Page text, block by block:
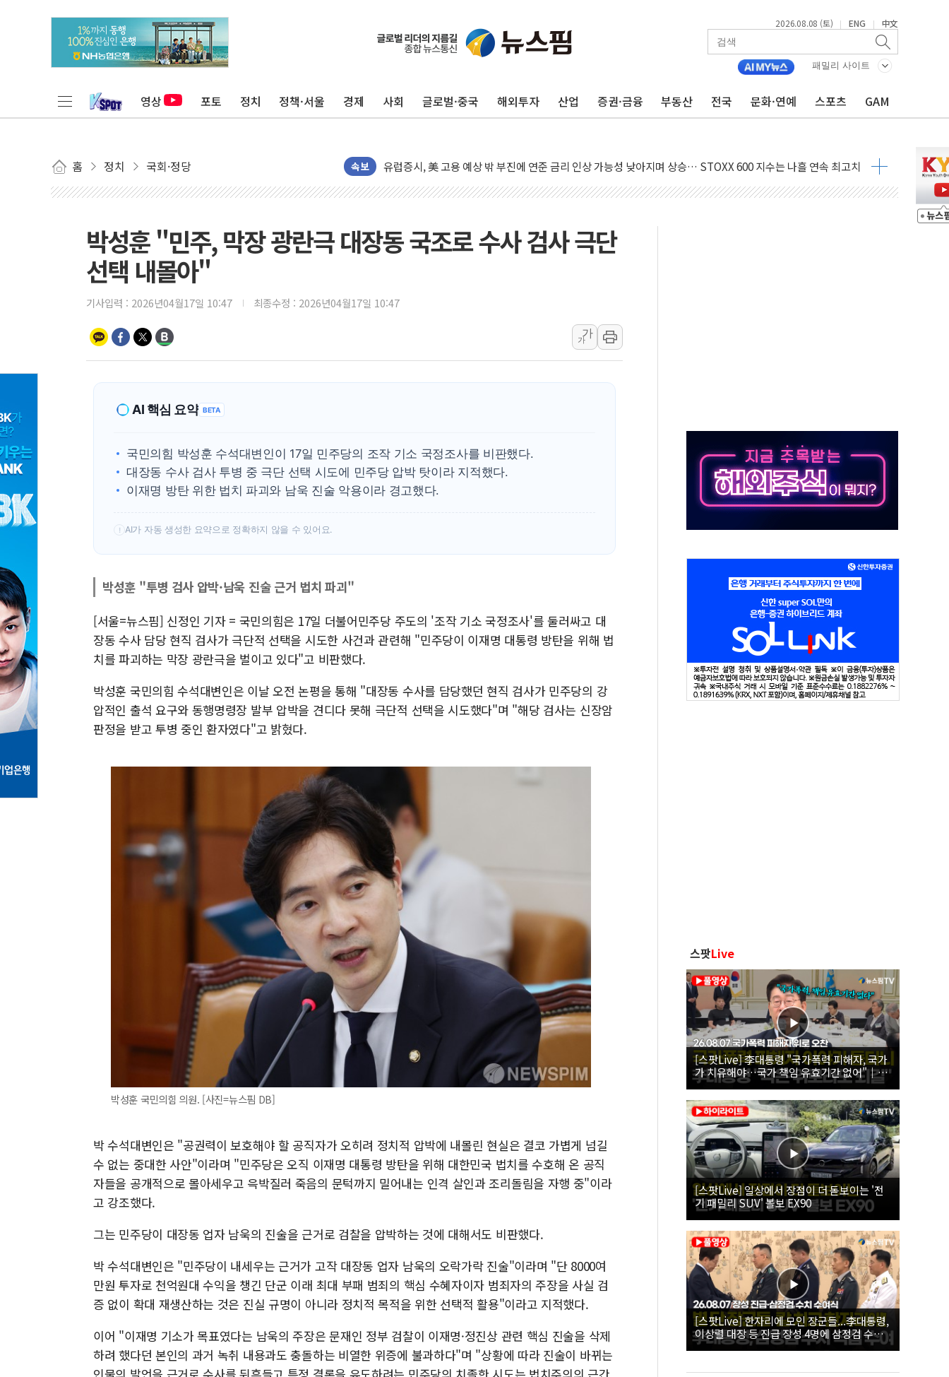
2026.08.08 (토) | ENG | 中文
패밀리 사이트
영상 포토 정치 정책·서울 경제 사회 글로벌·중국 해외투자 산업 증권·금융 부동산 전국 문화·연예 스포츠 GAM
홈 정치 국회·정당 속보
뉴욕증시, 고용 쇼크에 금리 인상 우려 후퇴…S&P500 최고치
트럼프, 쿡 연준 이사 해임 재추진…"26일까지 의혹 소명" 요구
미 연준 매파 기세 꺾이나…고용 감소에 9월 동결 전망 우세
[종합] 이슬람 수니파 3국, '공동방위협정' 체결… 이스라엘·이란 위협에 맞설 자체 억지력 강화
美 항소법원, 백악관 무도회장 공사 중단 명령…트럼프 제동
이란 핵심 원유 수출항 '하르그섬', 최근 1주일 이상 '올스톱'… 美 해상봉쇄 영향
[종합] 美 7월 고용 2만3000명 감소 '쇼크'…9월 금리 인상 기대 후퇴
[사진] 이슬람 수니파 3개국, 공동방위협정 체결
李 "해남 태양광, 대한민국 다음 100년 밑거름…수도권 집중 완화 전환점"
李 대통령, '6시간 마라톤 부동산 2차 회의' 주재… "전폭적 공급 확대·속도전 총력"
박성훈 "민주, 막장 광란극 대장동 국조로 수사 검사 극단
선택 내몰아"
기사입력 : 2026년04월17일 10:47 최종수정 : 2026년04월17일 10:47
가
가
AI 핵심 요약 BETA
국민의힘 박성훈 수석대변인이 17일 민주당의 조작 기소 국정조사를 비판했다.
대장동 수사 검사 투병 중 극단 선택 시도에 민주당 압박 탓이라 지적했다.
이재명 방탄 위한 법치 파괴와 남욱 진술 악용이라 경고했다.
! AI가 자동 생성한 요약으로 정확하지 않을 수 있어요.
박성훈 "투병 검사 압박·남욱 진술 근거 법치 파괴"
[서울=뉴스핌] 신정인 기자 = 국민의힘은 17일 더불어민주당 주도의 '조작 기소 국정조사'를 둘러싸고 대
장동 수사 담당 현직 검사가 극단적 선택을 시도한 사건과 관련해 "민주당이 이재명 대통령 방탄을 위해 법
치를 파괴하는 막장 광란극을 벌이고 있다"고 비판했다.
박성훈 국민의힘 수석대변인은 이날 오전 논평을 통해 "대장동 수사를 담당했던 현직 검사가 민주당의 강
압적인 출석 요구와 동행명령장 발부 압박을 견디다 못해 극단적 선택을 시도했다"며 "해당 검사는 신장암
판정을 받고 투병 중인 환자였다"고 밝혔다.
박성훈 국민의힘 의원. [사진=뉴스핌 DB]
박 수석대변인은 "공권력이 보호해야 할 공직자가 오히려 정치적 압박에 내몰린 현실은 결코 가볍게 넘길
수 없는 중대한 사안"이라며 "민주당은 오직 이재명 대통령 방탄을 위해 대한민국 법치를 수호해 온 공직
자들을 공개적으로 몰아세우고 윽박질러 죽음의 문턱까지 밀어내는 인격 살인과 조리돌림을 자행 중"이라
고 강조했다.
그는 민주당이 대장동 업자 남욱의 진술을 근거로 검찰을 압박하는 것에 대해서도 비판했다.
박 수석대변인은 "민주당이 내세우는 근거가 고작 대장동 업자 남욱의 오락가락 진술"이라며 "단 8000여
만원 투자로 천억원대 수익을 챙긴 단군 이래 최대 부패 범죄의 핵심 수혜자이자 범죄자의 주장을 사실 검
증 없이 확대 재생산하는 것은 진실 규명이 아니라 정치적 목적을 위한 선택적 활용"이라고 지적했다.
이어 "이재명 기소가 목표였다는 남욱의 주장은 문재인 정부 검찰이 이재명·정진상 관련 핵심 진술을 삭제
하려 했다던 본인의 과거 녹취 내용과도 충돌하는 비열한 위증에 불과하다"며 "상황에 따라 진술이 바뀌는
스팟Live
[스팟Live] 李대통령 "국가폭력 피해자, 국가
가 치유해야…국가 책임 유효기간 없어"｜
26.08.07 국가폭력 피해자 위로 오찬
[스팟Live] 일상에서 장점이 더 돋보이는 '전
기 패밀리 SUV' 볼보 EX90
[스팟Live] 한자리에 모인 장군들...李대통령,
이상렬 대장 등 진급 장성 4명에 삼정검 수치
직접 수여｜26.08.07 장성 진급·삼정검 수치